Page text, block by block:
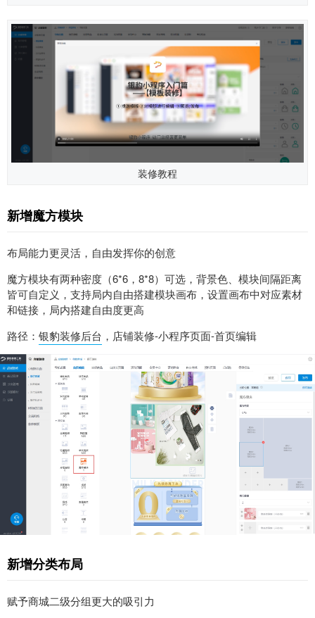
装修教程
新增魔方模块
布局能力更灵活，自由发挥你的创意
魔方模块有两种密度（6*6，8*8）可选，背景色、模块间隔距离
皆可自定义，支持局内自由搭建模块画布，设置画布中对应素材
和链接，局内搭建自由度更高
路径： 银豹装修后台 ，店铺装修-小程序页面-首页编辑
新增分类布局
赋予商城二级分组更大的吸引力